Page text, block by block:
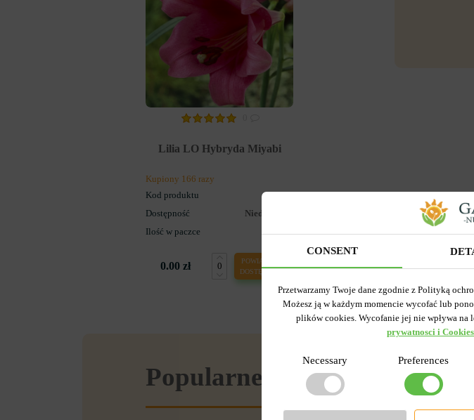
Lilia LO Hybryda Miyabi
Kupiony 166 razy
Kod produktu
1135
Dostępność
Niedostępny
Ilość w paczce
1
0.00 zł
POWIADOM O
DOSTĘPNOŚCI
Popularne w serwisie
CONSENT
Przetwarzamy Twoje dane zgodnie z Polityką
Możesz ją w każdym momencie wycofać lub
plików cookies. Wycofanie jej nie wpływa na
prywatnosci i
Necessary Preferences